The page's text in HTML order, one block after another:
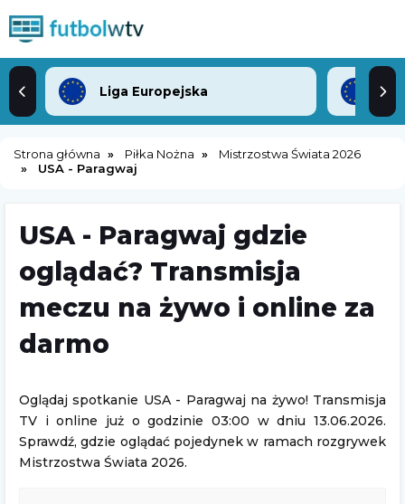
Liga Europejska
Strona główna Piłka Nożna
Mistrzostwa Świata 2026
USA - Paragwaj
USA - Paragwaj gdzie
oglądać? Transmisja
meczu na żywo i online za
darmo
Oglądaj spotkanie USA - Paragwaj na żywo! Transmisja
TV i online już o godzinie 03:00 w dniu 13.06.2026.
Sprawdź, gdzie oglądać pojedynek w ramach rozgrywek
Mistrzostwa Świata 2026.